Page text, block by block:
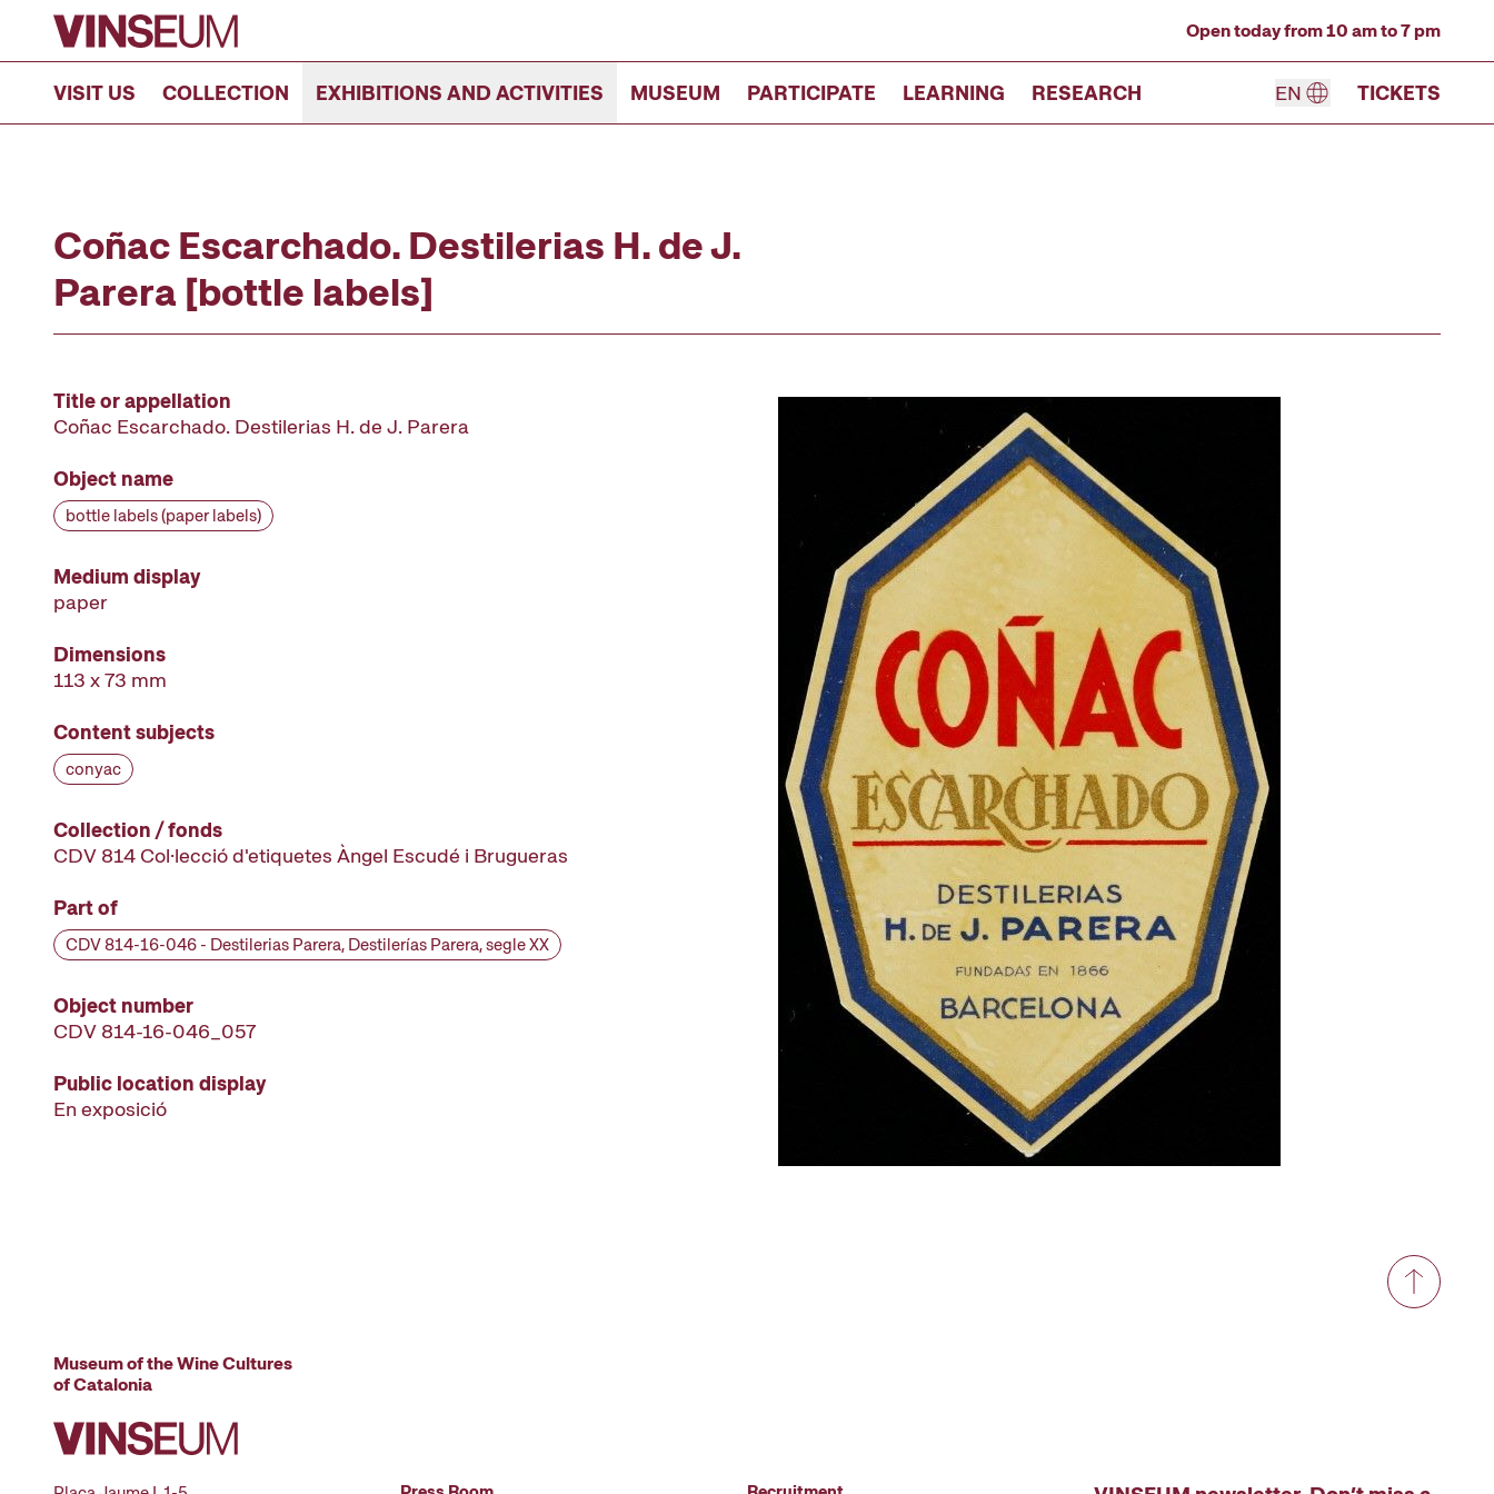
Go to content
Open today from 10 am to 7 pm
VISIT US COLLECTION EXHIBITIONS AND ACTIVITIES MUSEUM PARTICIPATE LEARNING RESEARCH EN TICKETS
Coñac Escarchado. Destilerias H. de J.
Parera [bottle labels]
Title or appellation
Coñac Escarchado. Destilerias H. de J. Parera
Object name
bottle labels (paper labels)
Medium display
paper
Dimensions
113 x 73 mm
Content subjects
conyac
Collection / fonds
CDV 814 Col·lecció d'etiquetes Àngel Escudé i Brugueras
Part of
CDV 814-16-046 - Destilerias Parera, Destilerías Parera, segle XX
Object number
CDV 814-16-046_057
Public location display
En exposició
Museum of the Wine Cultures
of Catalonia